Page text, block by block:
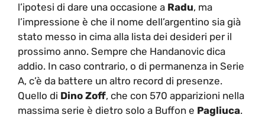
l’ipotesi di dare una occasione a Radu, ma
l’impressione è che il nome dell’argentino sia già
stato messo in cima alla lista dei desideri per il
prossimo anno. Sempre che Handanovic dica
addio. In caso contrario, o di permanenza in Serie
A, c’è da battere un altro record di presenze.
Quello di Dino Zoff, che con 570 apparizioni nella
massima serie è dietro solo a Buffon e Pagliuca.